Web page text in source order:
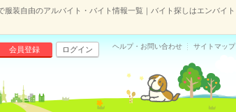
服装自由のアルバイト・バイト情報一覧｜バイト探しはエンバイト
会員登録 ログイン ヘルプ・お問い合わせ サイトマップ